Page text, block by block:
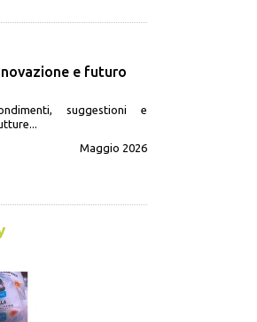
e futuro
suggestioni e
Maggio 2026